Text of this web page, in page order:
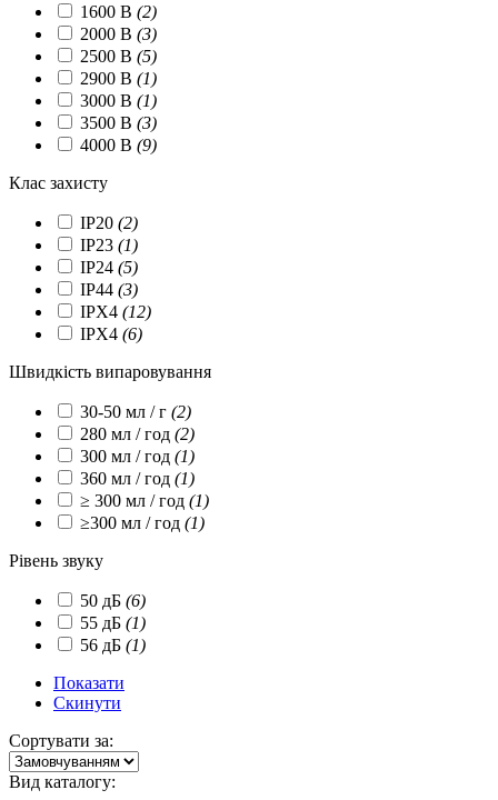
1600 В (2)
2000 В (3)
2500 В (5)
2900 В (1)
3000 В (1)
3500 В (3)
4000 В (9)
Клас захисту
IP20 (2)
IP23 (1)
IP24 (5)
IP44 (3)
IPX4 (12)
IPХ4 (6)
Швидкість випаровування
30-50 мл / г (2)
280 мл / год (2)
300 мл / год (1)
360 мл / год (1)
≥ 300 мл / год (1)
≥300 мл / год (1)
Рівень звуку
50 дБ (6)
55 дБ (1)
56 дБ (1)
Показати
Скинути
Сортувати за:
Вид каталогу: